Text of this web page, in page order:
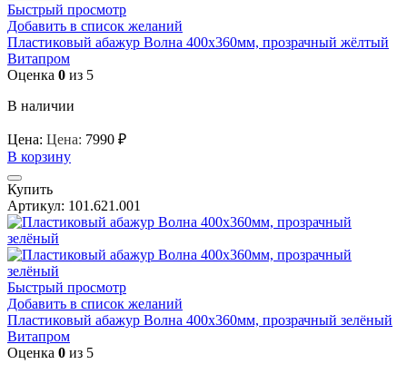
Быстрый просмотр
Добавить в список желаний
Пластиковый абажур Волна 400х360мм, прозрачный жёлтый
Витапром
Оценка 0 из 5
В наличии
Цена: Цена: 7990 ₽
В корзину
Купить
Артикул: 101.621.001
Быстрый просмотр
Добавить в список желаний
Пластиковый абажур Волна 400х360мм, прозрачный зелёный
Витапром
Оценка 0 из 5